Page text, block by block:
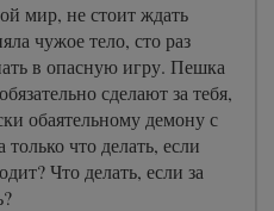
мир, не стоит ждать
чужое тело, сто раз
в опасную игру. Пешка
сделают за тебя,
обаятельному демону с
что делать, если
Что делать, если за